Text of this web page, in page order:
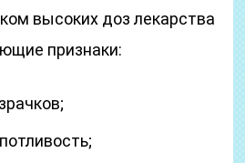
высоких доз лекарства
признаки: